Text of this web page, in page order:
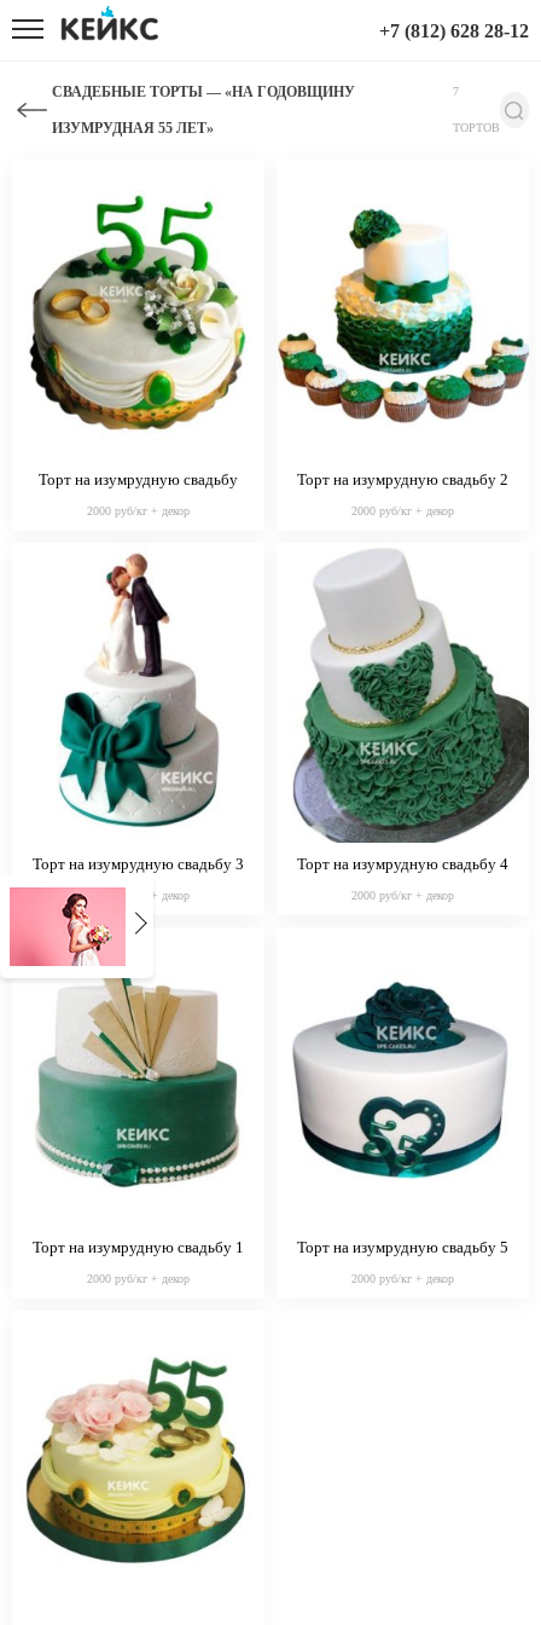
+7 (812) 628 28-12
СВАДЕБНЫЕ ТОРТЫ — «НА ГОДОВЩИНУ
ИЗУМРУДНАЯ 55 ЛЕТ»
7
ТОРТОВ
Торт на изумрудную свадьбу
2000 руб/кг + декор
Торт на изумрудную свадьбу 2
2000 руб/кг + декор
Торт на изумрудную свадьбу 3
2000 руб/кг + декор
Торт на изумрудную свадьбу 4
2000 руб/кг + декор
Торт на изумрудную свадьбу 1
2000 руб/кг + декор
Торт на изумрудную свадьбу 5
2000 руб/кг + декор